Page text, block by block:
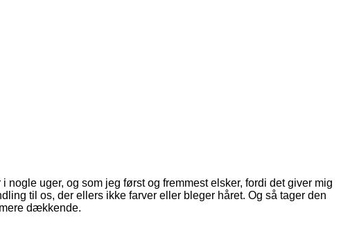
uger, og som jeg først og fremmest elsker, fordi det giver mig
til os, der ellers ikke farver eller bleger håret. Og så tager den
dækkende.